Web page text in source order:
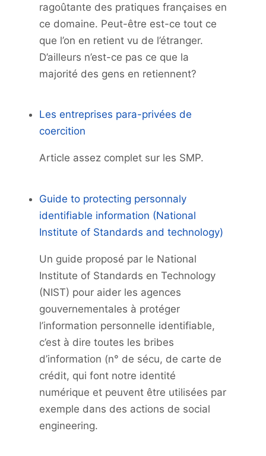
ragoûtante des pratiques françaises en
ce domaine. Peut-être est-ce tout ce
que l’on en retient vu de l’étranger.
D’ailleurs n’est-ce pas ce que la
majorité des gens en retiennent?
Les entreprises para-privées de
coercition
Article assez complet sur les SMP.
Guide to protecting personnaly
identifiable information (National
Institute of Standards and technology)
Un guide proposé par le National
Institute of Standards en Technology
(NIST) pour aider les agences
gouvernementales à protéger
l’information personnelle identifiable,
c’est à dire toutes les bribes
d’information (n° de sécu, de carte de
crédit, qui font notre identité
numérique et peuvent être utilisées par
exemple dans des actions de social
engineering.